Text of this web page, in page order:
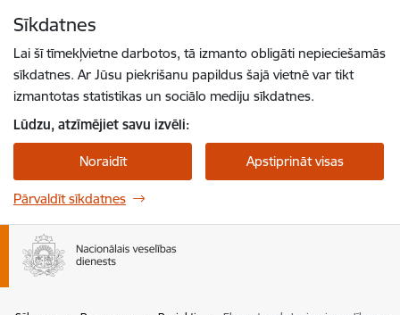
Sīkdatnes
Lai šī tīmekļvietne darbotos, tā izmanto obligāti nepieciešamās
sīkdatnes. Ar Jūsu piekrišanu papildus šajā vietnē var tikt
izmantotas statistikas un sociālo mediju sīkdatnes.
Lūdzu, atzīmējiet savu izvēli:
Noraidīt Apstiprināt visas
Pārvaldīt sīkdatnes